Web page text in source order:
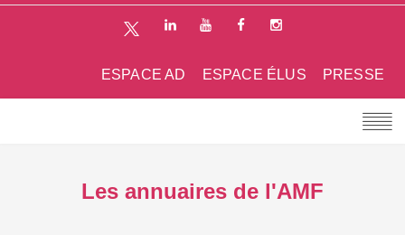
PRESSE
ESPACE ÉLUS
ESPACE AD
Les annuaires de l'AMF